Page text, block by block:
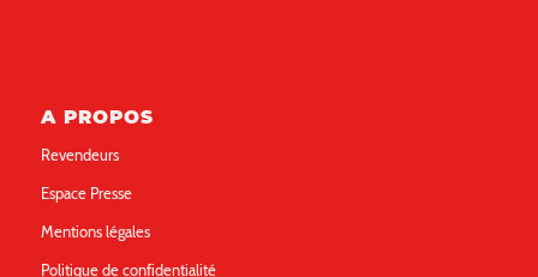
A PROPOS
Revendeurs
Espace Presse
Mentions légales
Politique de confidentialité